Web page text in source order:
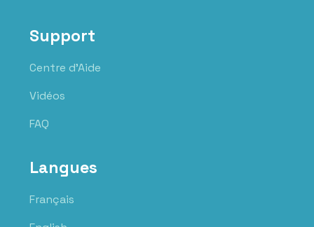
Support
Centre d'Aide
Vidéos
FAQ
Langues
Français